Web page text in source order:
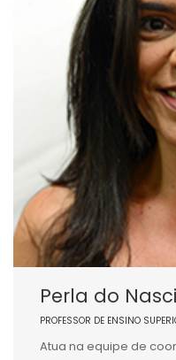
Perla do
PROFESSOR DE ENSINO
Atua na equipe de